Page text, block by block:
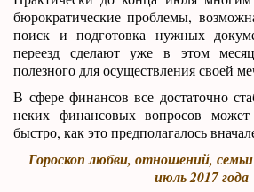
бюрократические проблемы,
поиск и подготовка нужных
переезд сделают уже в этом
полезного для осуществления своей
В сфере финансов все достаточно
неких финансовых вопросов
быстро, как это предполагалось
Гороскоп любви, отношений, семьи
июль 2017 года